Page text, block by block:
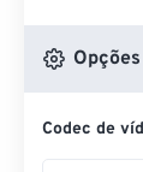
Codec de